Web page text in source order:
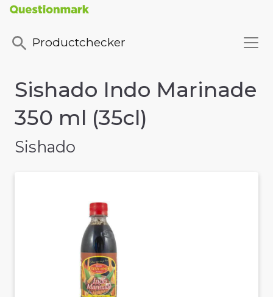
Productchecker
Sishado Indo Marinade
350 ml (35cl)
Sishado